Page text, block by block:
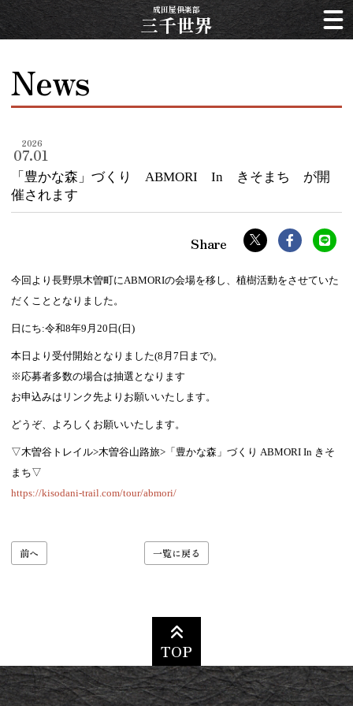
成田屋倶楽部
三千世界
News
2026
07.01
「豊かな森」づくり ABMORI In きそまち が開
催されます
今回より長野県木曽町にABMORIの会場を移し、植樹活動をさせていた
だくこととなりました。
日にち:令和8年9月20日(日)
本日より受付開始となりました(8月7日まで)。
※応募者多数の場合は抽選となります
お申込みはリンク先よりお願いいたします。
どうぞ、よろしくお願いいたします。
▽木曽谷トレイル>木曽谷山路旅>「豊かな森」づくり ABMORI In きそ
まち▽
https://kisodani-trail.com/tour/abmori/
前へ 一覧に戻る
TOP